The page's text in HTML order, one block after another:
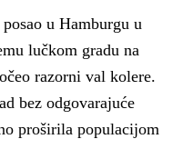
u Hamburgu u
lučkom gradu na
razorni val kolere.
bez odgovarajuće
proširila populacijom